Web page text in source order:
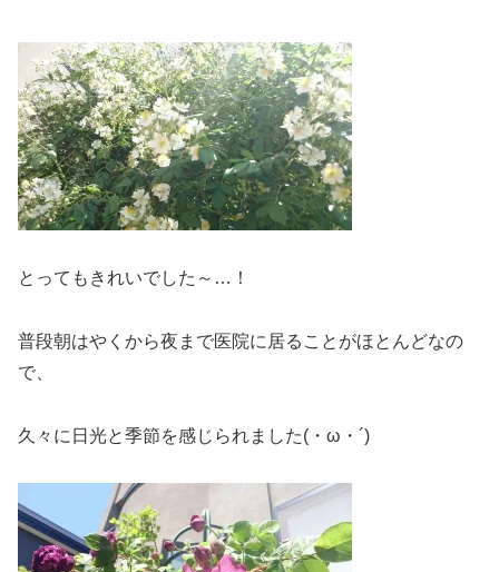
とってもきれいでした～…！
普段朝はやくから夜まで医院に居ることがほとんどなの
で、
久々に日光と季節を感じられました(・ω・´)